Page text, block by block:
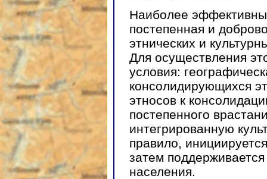
Наиболее
постепенная и
этнических и
Для осуществления
условия:
консолидирующихся
этносов к
постепенного
интегрированную
правило,
затем
населения.